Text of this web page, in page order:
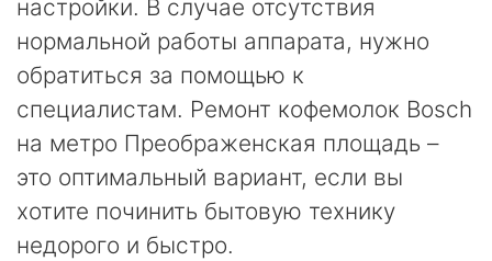
настройки. В случае отсутствия
нормальной работы аппарата, нужно
обратиться за помощью к
специалистам. Ремонт кофемолок Bosch
на метро Преображенская площадь –
это оптимальный вариант, если вы
хотите починить бытовую технику
недорого и быстро.